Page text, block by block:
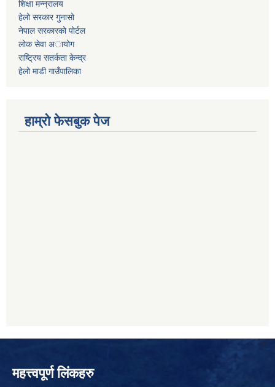
शिक्षा मन्न्रालय
हेलो सरकार गुनासो
नेपाल सरकारको पोर्टल
लोक सेवा अायोग
राष्ट्रिय सतर्कता केन्द्र
हेलो माडी गाउँपालिका
हाम्रो फेसबुक पेज
महत्त्वपूर्ण लिंकहरु